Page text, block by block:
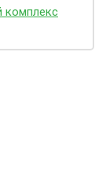
комплекс